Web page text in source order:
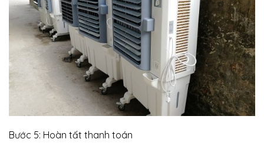
Bước 5: Hoàn tất thanh toán